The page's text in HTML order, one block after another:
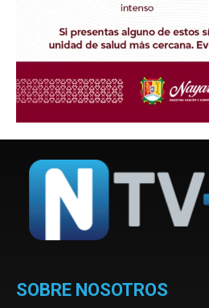
SOBRE NOSOTROS